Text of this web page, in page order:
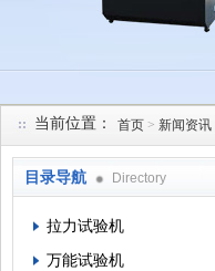
当前位置： 首页 > 新闻资讯
目录导航 Directory
拉力试验机
万能试验机